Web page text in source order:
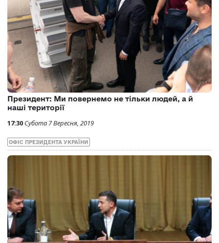
Президент: Ми повернемо не тільки людей, а й
наші території
17:30 Субота 7 Вересня, 2019
ОФІС ПРЕЗИДЕНТА УКРАЇНИ